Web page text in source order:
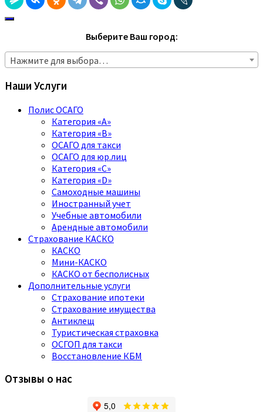
Выберите Ваш город:
Нажмите для выбора…
Наши Услуги
Полис ОСАГО
Категория «A»
Категория «B»
ОСАГО для такси
ОСАГО для юр.лиц
Категория «C»
Категория «D»
Самоходные машины
Иностранный учет
Учебные автомобили
Арендные автомобили
Страхование КАСКО
КАСКО
Мини-КАСКО
КАСКО от бесполисных
Дополнительные услуги
Страхование ипотеки
Страхование имущества
Антиклещ
Туристическая страховка
ОСГОП для такси
Восстановление КБМ
Отзывы о нас